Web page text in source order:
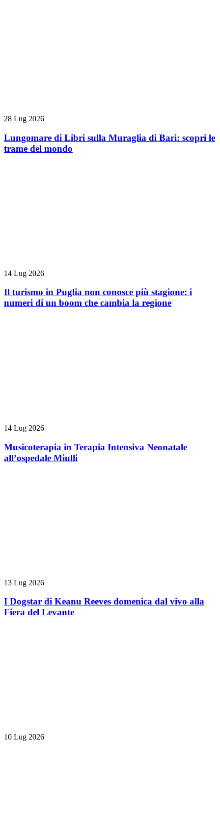
28 Lug 2026
Lungomare di Libri sulla Muraglia di Bari: scopri le
trame del mondo
14 Lug 2026
Il turismo in Puglia non conosce più stagione: i
numeri di un boom che cambia la regione
14 Lug 2026
Musicoterapia in Terapia Intensiva Neonatale
all’ospedale Miulli
13 Lug 2026
I Dogstar di Keanu Reeves domenica dal vivo alla
Fiera del Levante
10 Lug 2026